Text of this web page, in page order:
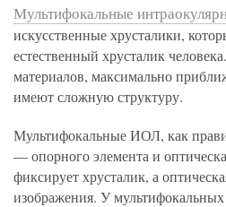
Мультифокальные
искусственные хрусталики,
естественный хрусталик
материалов, максимально
имеют сложную структуру.
Мультифокальные ИОЛ, как
— опорного элемента и
фиксирует хрусталик, а
изображения. У